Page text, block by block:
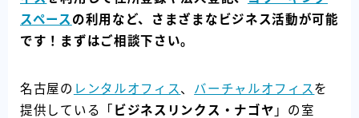
スペース の利用など、さまざまなビジネス活動が可能
です！まずはご相談下さい。
名古屋の レンタルオフィス 、 バーチャルオフィス を
提供している「 ビジネスリンクス・ナゴヤ 」の室